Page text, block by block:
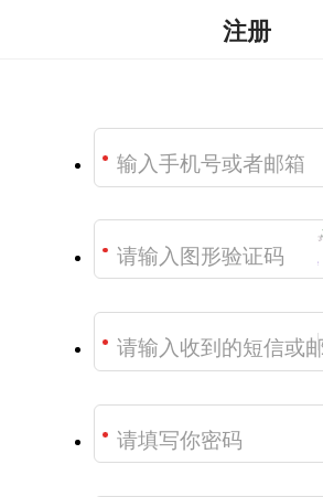
注册